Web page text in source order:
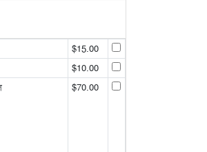
$15.00
$10.00
$70.00